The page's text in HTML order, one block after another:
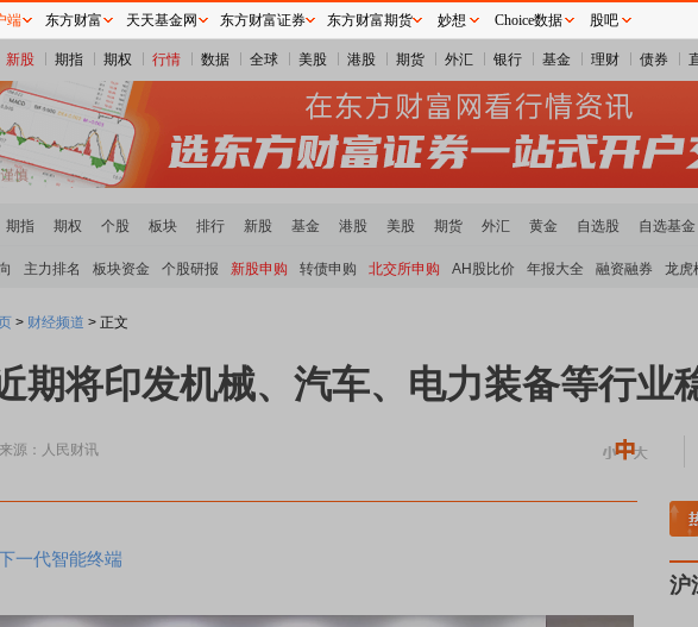
新股 期指 期权 行情 数据 全球 美股 港股 期货 外汇 银行 基金 理财 债券
期指 期权 个股 板块 排行 新股 基金 港股 美股 期货 外汇 黄金 自选股 自选基金
主力排名 板块资金 个股研报 新股申购 转债申购 北交所申购 AH股比价 年报大全 融资融券 龙虎
> 财经频道 > 正文
期将印发机械、汽车、电力装备等行业
来源：人民财讯
一代智能终端
A股估值
沪
端 东方财富 天天基金网 东方财富证券 东方财富期货 妙想 Choice数据 股吧